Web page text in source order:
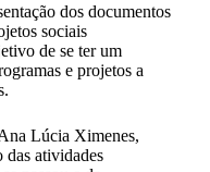
dos documentos
sociais
de se ter um
e projetos a
Lúcia Ximenes,
das atividades